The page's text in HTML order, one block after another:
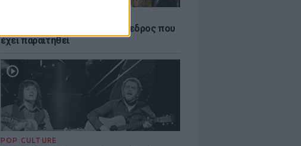
Ο μοναδικός Αμερικανός πρόεδρος που
έχει παραιτηθεί
POP CULTURE